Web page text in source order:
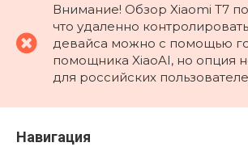
Внимание! Обзор Xiaomi T7
что удаленно
девайса можно с помощью
помощника XiaoAI, но опция
для российских
Навигация